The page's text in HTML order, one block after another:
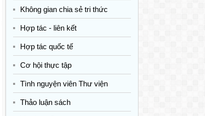
Không gian chia sẻ tri thức
Hợp tác - liên kết
Hợp tác quốc tế
Cơ hội thực tập
Tình nguyện viên Thư viện
Thảo luận sách